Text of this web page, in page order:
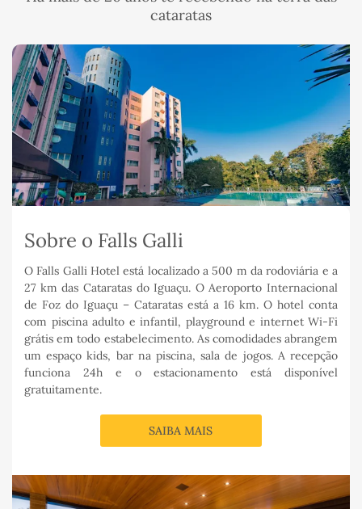
cataratas
Sobre o Falls Galli
O Falls Galli Hotel está localizado a 500 m da rodoviária e a
27 km das Cataratas do Iguaçu. O Aeroporto Internacional
de Foz do Iguaçu – Cataratas está a 16 km. O hotel conta
com piscina adulto e infantil, playground e internet Wi-Fi
grátis em todo estabelecimento. As comodidades abrangem
um espaço kids, bar na piscina, sala de jogos. A recepção
funciona 24h e o estacionamento está disponível
gratuitamente.
SAIBA MAIS